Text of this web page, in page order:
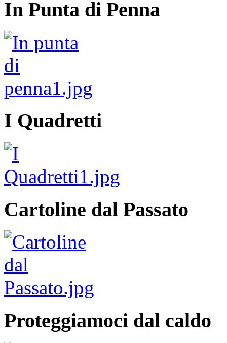
In Punta di Penna
I Quadretti
Cartoline dal Passato
Proteggiamoci dal caldo